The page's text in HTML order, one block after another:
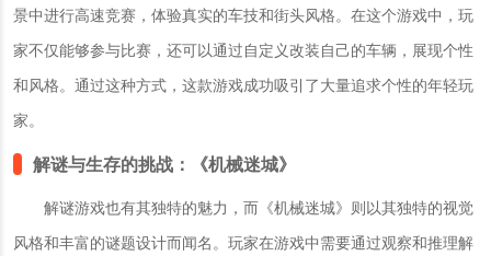
景中进行高速竞赛，体验真实的车技和街头风格。在这个游戏中，玩
家不仅能够参与比赛，还可以通过自定义改装自己的车辆，展现个性
和风格。通过这种方式，这款游戏成功吸引了大量追求个性的年轻玩
家。
解谜与生存的挑战： 《机械迷城》
解谜游戏也有其独特的魅力，而《机械迷城》则以其独特的视觉
风格和丰富的谜题设计而闻名。玩家在游戏中需要通过观察和推理解